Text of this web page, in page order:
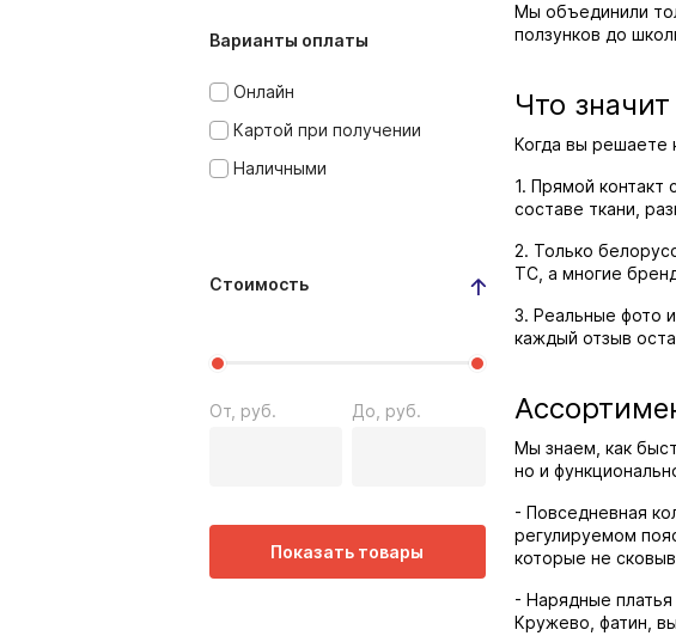
Варианты оплаты
Онлайн
Картой при получении
Наличными
Стоимость
От, руб. До, руб.
Показать товары
Мы объединили
ползунков до
Что
Когда вы решаете
1. Прямой
составе ткани,
2. Только
ТС, а многие
3. Реальные фото
каждый отзыв
Мы знаем, как
но и
- Повседневная
регулируемом
которые не
- Нарядные
Кружево, фатин,